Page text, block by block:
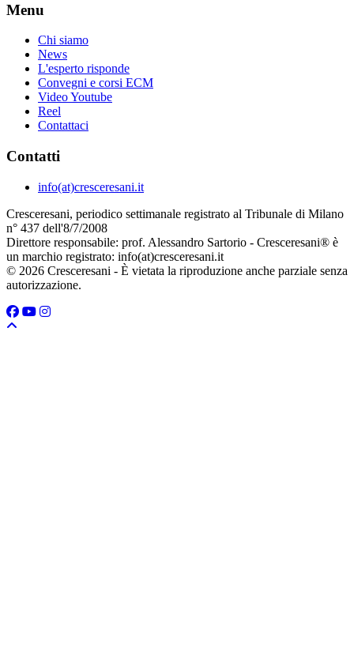
Menu
Chi siamo
News
L'esperto risponde
Convegni e corsi ECM
Video Youtube
Reel
Contattaci
Contatti
info(at)cresceresani.it
Cresceresani, periodico settimanale registrato al Tribunale di Milano
n° 437 dell'8/7/2008
Direttore responsabile: prof. Alessandro Sartorio - Cresceresani® è
un marchio registrato: info(at)cresceresani.it
© 2026 Cresceresani - È vietata la riproduzione anche parziale senza
autorizzazione.